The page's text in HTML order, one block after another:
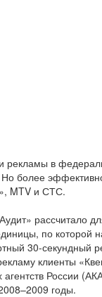
рекламы в
более
MTV и СТС.
рассчитало
по
30-секундный
клиенты
России
годы.